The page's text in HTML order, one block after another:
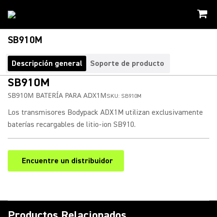
SB910M
Descripción general Soporte de producto
SB910M
SB910M BATERÍA PARA ADX1MSKU: SB910M
Los transmisores Bodypack ADX1M utilizan exclusivamente
baterías recargables de litio-ion SB910.
Encuentre un distribuidor
(Opens in a new tab)